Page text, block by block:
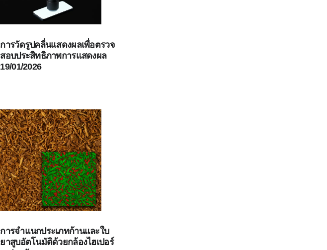
การวัดรูปคลื่นแสดงผลเพื่อตรวจ
สอบประสิทธิภาพการแสดงผล
19/01/2026
การจำแนกประเภทก้านและใบ
ยาสูบอัตโนมัติด้วยกล้องไฮเปอร์